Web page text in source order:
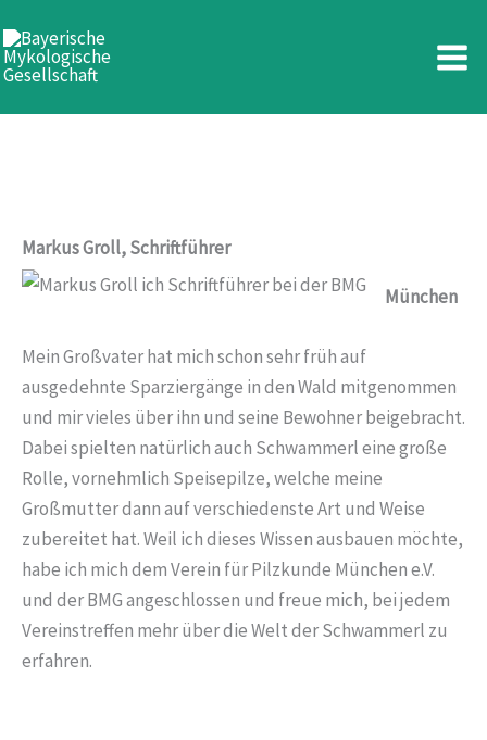
Inhalt
springen
Markus Groll
Markus Groll, Schriftführer
München
Mein Großvater hat mich schon sehr früh auf
ausgedehnte Sparziergänge in den Wald mitgenommen
und mir vieles über ihn und seine Bewohner beigebracht.
Dabei spielten natürlich auch Schwammerl eine große
Rolle, vornehmlich Speisepilze, welche meine
Großmutter dann auf verschiedenste Art und Weise
zubereitet hat. Weil ich dieses Wissen ausbauen möchte,
habe ich mich dem Verein für Pilzkunde München e.V.
und der BMG angeschlossen und freue mich, bei jedem
Vereinstreffen mehr über die Welt der Schwammerl zu
erfahren.